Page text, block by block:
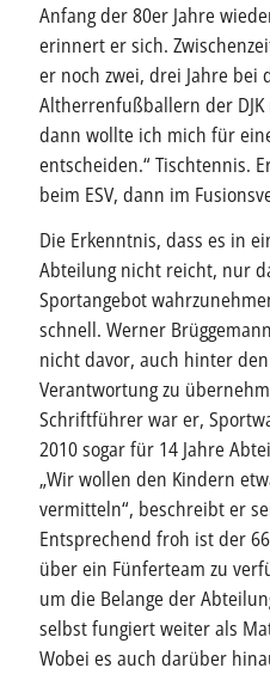
Anfang der 80er Jahre
erinnert er sich.
er noch zwei, drei Jahre bei
Altherrenfußballern der DJK
dann wollte ich mich für
entscheiden.“ Tischtennis.
beim ESV, dann im
Die Erkenntnis, dass es in
Abteilung nicht reicht, nur
Sportangebot
schnell. Werner
nicht davor, auch hinter
Verantwortung zu
Schriftführer war er,
2010 sogar für 14 Jahre
„Wir wollen den Kindern
vermitteln“, beschreibt er
Entsprechend froh ist der
über ein Fünferteam zu
um die Belange der
selbst fungiert weiter als
Wobei es auch darüber